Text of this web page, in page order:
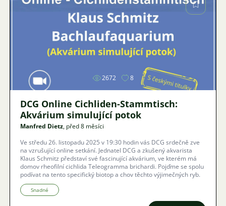
Obrázek
2672 8
DCG Online Cichliden-Stammtisch:
Akvárium simulující potok
Manfred Dietz, před 8 měsíci
Ve středu 26. listopadu 2025 v 19:30 hodin vás DCG srdečně zve
na vzrušující online setkání. Jednatel DCG a zkušený akvarista
Klaus Schmitz představí své fascinující akvárium, ve kterém má
domov rheofilní cichlida Teleogramma brichardi. Pojďme se spolu
podívat na tento specifický biotop a chov těchto výjimečných ryb.
Snadné